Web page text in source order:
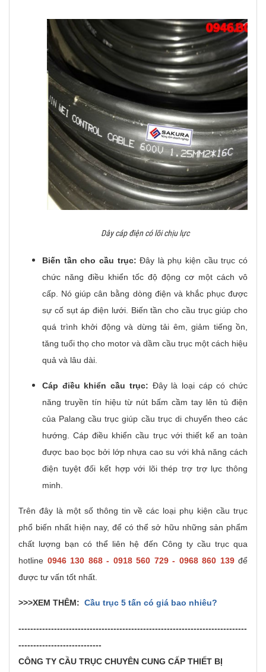
Dây cáp điện có lõi chịu lực
Biến tần cho cầu trục: Đây là phụ kiện cầu trục có
chức năng điều khiển tốc độ động cơ một cách vô
cấp. Nó giúp cân bằng dòng điện và khắc phục được
sự cố sụt áp điện lưới. Biến tần cho cầu trục giúp cho
quá trình khởi động và dừng tải êm, giảm tiếng ồn,
tăng tuổi thọ cho motor và dầm cầu trục một cách hiệu
quả và lâu dài.
Cáp điều khiển cầu trục: Đây là loại cáp có chức
năng truyền tín hiệu từ nút bấm cầm tay lên tủ điện
của Palang cầu trục giúp cầu trục di chuyển theo các
hướng. Cáp điều khiển cầu trục với thiết kế an toàn
được bao bọc bởi lớp nhựa cao su với khả năng cách
điện tuyệt đối kết hợp với lõi thép trợ trợ lực thông
minh.
Trên đây là một số thông tin về các loại phụ kiện cầu trục
phổ biến nhất hiện nay, để có thể sở hữu những sản phẩm
chất lượng bạn có thể liên hệ đến Công ty cầu trục qua
hotline 0946 130 868 - 0918 560 729 - 0968 860 139 để
được tư vấn tốt nhất.
>>>XEM THÊM: Cầu trục 5 tấn có giá bao nhiêu?
-----------------------------------------------------------------------------
----------------------------
CÔNG TY CẦU TRỤC CHUYÊN CUNG CẤP THIẾT BỊ